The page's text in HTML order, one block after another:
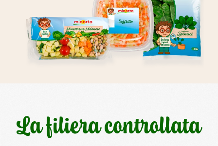
La filiera controllata